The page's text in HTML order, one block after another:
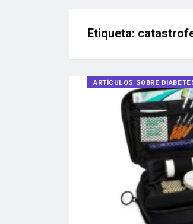
Etiqueta:
ARTÍCULOS SOBRE